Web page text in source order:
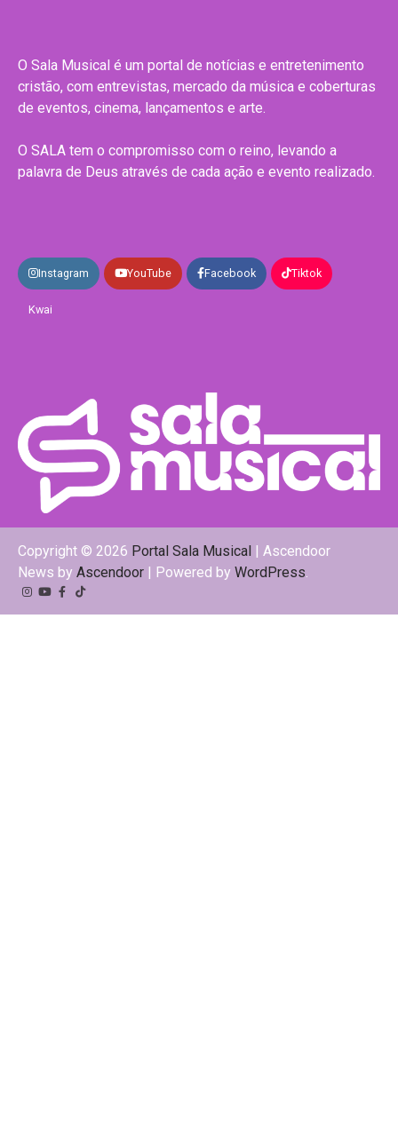
O Sala Musical é um portal de notícias e entretenimento
cristão, com entrevistas, mercado da música e coberturas
de eventos, cinema, lançamentos e arte.
O SALA tem o compromisso com o reino, levando a
palavra de Deus através de cada ação e evento realizado.
Instagram YouTube Facebook Tiktok
Kwai
Copyright © 2026 Portal Sala Musical | Ascendoor
News by Ascendoor | Powered by WordPress
Instagram
YouTube
Facebook
Tiktok